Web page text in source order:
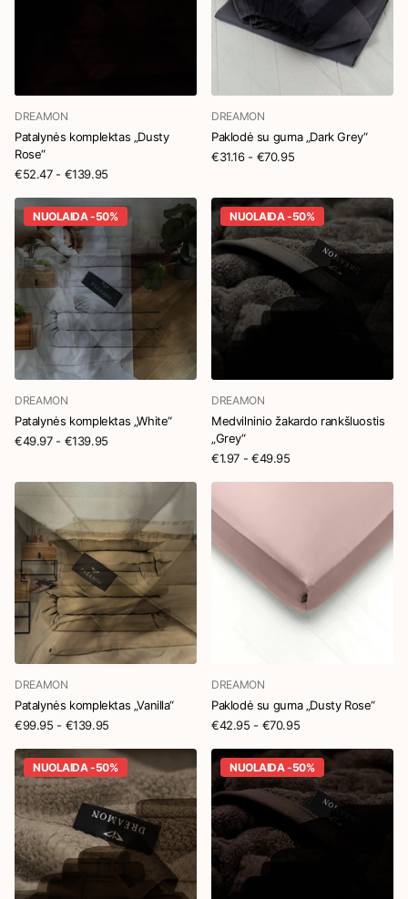
DREAMON
Patalynės komplektas „Dusty
Rose“
€52.47- €139.95
DREAMON
Paklodė su guma „Dark Grey“
€31.16- €70.95
NUOLAIDA -50%
DREAMON
Patalynės komplektas „White“
€49.97- €139.95
NUOLAIDA -50%
DREAMON
Medvilninio žakardo rankšluostis
„Grey“
€1.97 - €49.95
DREAMON
Patalynės komplektas „Vanilla“
€99.95 - €139.95
DREAMON
Paklodė su guma „Dusty Rose“
€42.95 - €70.95
NUOLAIDA -50% NUOLAIDA -50%